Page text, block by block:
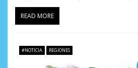
READ MORE
#NOTICIA REGIONES